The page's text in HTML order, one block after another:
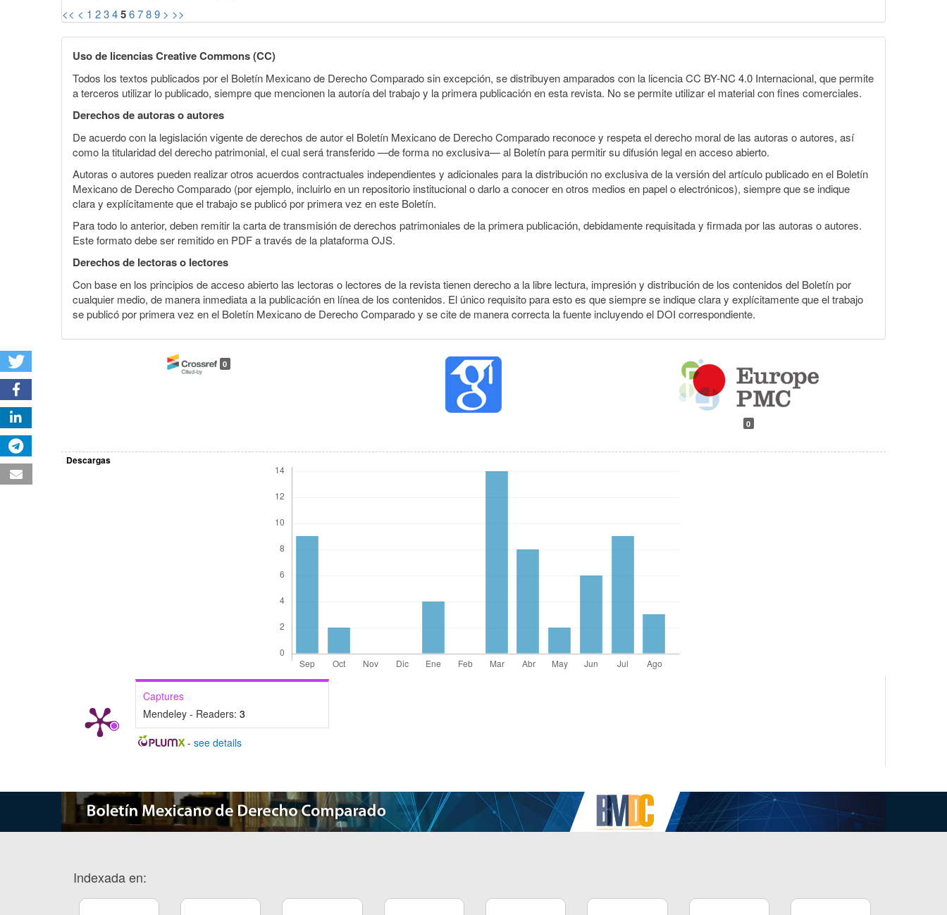
<< < 1 23456789 > >>
Uso de licencias Creative Commons (CC)
Todos los textos publicados por el Boletín Mexicano de Derecho Comparado sin excepción, se distribuyen amparados con la licencia CC BY-NC 4.0 Internacional, que permite
a terceros utilizar lo publicado, siempre que mencionen la autoría del trabajo y la primera publicación en esta revista. No se permite utilizar el material con fines comerciales.
Derechos de autoras o autores
De acuerdo con la legislación vigente de derechos de autor el Boletín Mexicano de Derecho Comparado reconoce y respeta el derecho moral de las autoras o autores, así
como la titularidad del derecho patrimonial, el cual será transferido —de forma no exclusiva— al Boletín para permitir su difusión legal en acceso abierto.
Autoras o autores pueden realizar otros acuerdos contractuales independientes y adicionales para la distribución no exclusiva de la versión del artículo publicado en el Boletín
Mexicano de Derecho Comparado (por ejemplo, incluirlo en un repositorio institucional o darlo a conocer en otros medios en papel o electrónicos), siempre que se indique
clara y explícitamente que el trabajo se publicó por primera vez en este Boletín.
Para todo lo anterior, deben remitir la carta de transmisión de derechos patrimoniales de la primera publicación, debidamente requisitada y firmada por las autoras o autores.
Este formato debe ser remitido en PDF a través de la plataforma OJS.
Derechos de lectoras o lectores
Con base en los principios de acceso abierto las lectoras o lectores de la revista tienen derecho a la libre lectura, impresión y distribución de los contenidos del Boletín por
cualquier medio, de manera inmediata a la publicación en línea de los contenidos. El único requisito para esto es que siempre se indique clara y explícitamente que el trabajo
se publicó por primera vez en el Boletín Mexicano de Derecho Comparado y se cite de manera correcta la fuente incluyendo el DOI correspondiente.
0
0
Descargas
Captures
Mendeley - Readers: 3
- see details
Indexada en: